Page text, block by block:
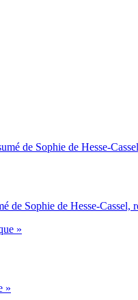
Sophie de Hesse-Cassel,
»